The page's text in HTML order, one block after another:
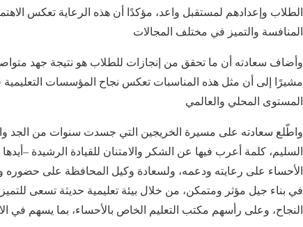
الطلاب وإعدادهم لمستقبل واعد، مؤكدًا أن هذه الرعاية تعكس
المنافسة والتميز في مختلف المجالات
وأضاف سعادته أن ما تحقق من إنجازات للطلاب هو نتيجة جهد
مشيرًا إلى أن مثل هذه المناسبات تعكس نجاح المؤسسات التعليمية
المستوى المحلي والعالمي
واطّلع سعادته على مسيرة الخريجين التي جسدت سنوات من الجد
السليم، كلمة أعرب فيها عن الشكر والامتنان للقيادة الرشيدة
الأحساء على رعايته ودعمه، ولسعادة وكيل المحافظة على حضوره
في بناء جيل مؤثر ومتمكن، من خلال بيئة تعليمية حديثة تسعى
النجاح، وعلى رأسهم مكتب التعليم الخاص بالأحساء، بما يسهم في